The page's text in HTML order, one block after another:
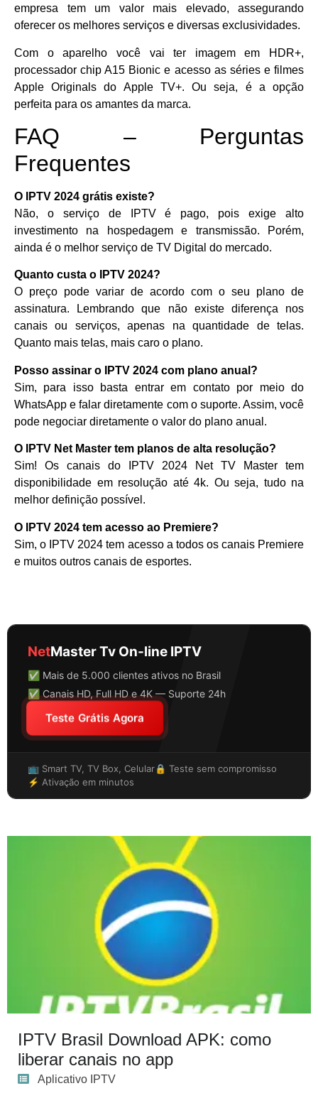
empresa tem um valor mais elevado, assegurando
oferecer os melhores serviços e diversas exclusividades.
Com o aparelho você vai ter imagem em HDR+,
processador chip A15 Bionic e acesso as séries e filmes
Apple Originals do Apple TV+. Ou seja, é a opção
perfeita para os amantes da marca.
FAQ – Perguntas
Frequentes
O IPTV 2024 grátis existe?
Não, o serviço de IPTV é pago, pois exige alto
investimento na hospedagem e transmissão. Porém,
ainda é o melhor serviço de TV Digital do mercado.
Quanto custa o IPTV 2024?
O preço pode variar de acordo com o seu plano de
assinatura. Lembrando que não existe diferença nos
canais ou serviços, apenas na quantidade de telas.
Quanto mais telas, mais caro o plano.
Posso assinar o IPTV 2024 com plano anual?
Sim, para isso basta entrar em contato por meio do
WhatsApp e falar diretamente com o suporte. Assim, você
pode negociar diretamente o valor do plano anual.
O IPTV Net Master tem planos de alta resolução?
Sim! Os canais do IPTV 2024 Net TV Master tem
disponibilidade em resolução até 4k. Ou seja, tudo na
melhor definição possível.
O IPTV 2024 tem acesso ao Premiere?
Sim, o IPTV 2024 tem acesso a todos os canais Premiere
e muitos outros canais de esportes.
NetMaster Tv On-line IPTV
✅ Mais de 5.000 clientes ativos no Brasil
✅ Canais HD, Full HD e 4K — Suporte 24h
Teste Grátis Agora
📺 Smart TV, TV Box, Celular🔒 Teste sem compromisso
⚡ Ativação em minutos
IPTV Brasil Download APK: como
liberar canais no app
Aplicativo IPTV